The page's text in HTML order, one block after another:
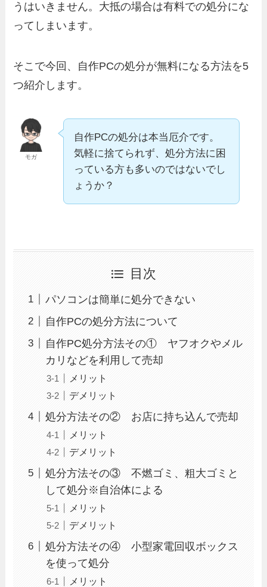
うはいきません。大抵の場合は有料での処分にな
ってしまいます。
そこで今回、自作PCの処分が無料になる方法を5
つ紹介します。
モガ
自作PCの処分は本当厄介です。
気軽に捨てられず、処分方法に困
っている方も多いのではないでし
ょうか？
目次
パソコンは簡単に処分できない
自作PCの処分方法について
自作PC処分方法その① ヤフオクやメル
カリなどを利用して売却
メリット
デメリット
処分方法その② お店に持ち込んで売却
メリット
デメリット
処分方法その③ 不燃ゴミ、粗大ゴミと
して処分※自治体による
メリット
デメリット
処分方法その④ 小型家電回収ボックス
を使って処分
メリット